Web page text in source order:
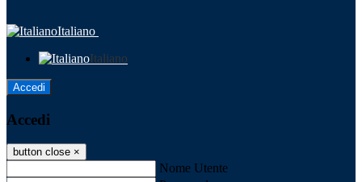
Italiano
Italiano
Accedi
Accedi
button close ×
Nome Utente